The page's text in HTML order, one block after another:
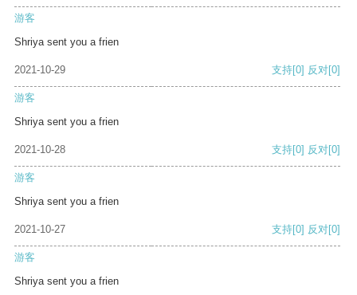
游客
Shriya sent you a frien
2021-10-29 支持[0] 反对[0]
游客
Shriya sent you a frien
2021-10-28 支持[0] 反对[0]
游客
Shriya sent you a frien
2021-10-27 支持[0] 反对[0]
游客
Shriya sent you a frien